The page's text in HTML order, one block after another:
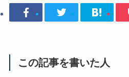
この記事を書いた人